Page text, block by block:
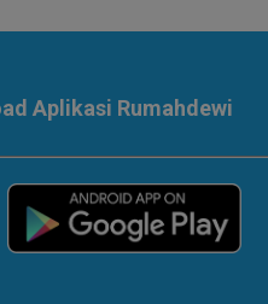
Aplikasi Rumahdewi